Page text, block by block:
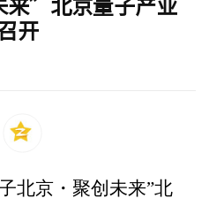
来”北京量子产业
开
北京・聚创未来”北